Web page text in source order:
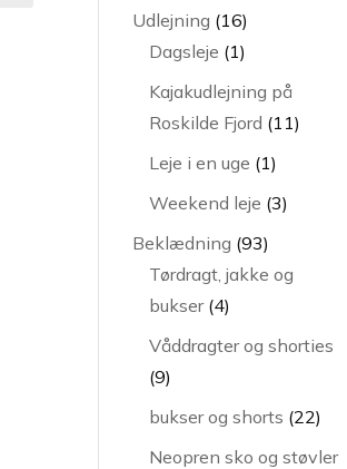
Udlejning 1616
varer
Dagsleje 11
vare
Kajakudlejning på
Roskilde Fjord 1111
Leje i en uge 11
vare
Weekend leje 33
Beklædning 9393
varer
Tørdragt, jakke og
bukser 44
Våddragter og shorties
99
varer
bukser og shorts 2222
varer
Neopren sko og støvler